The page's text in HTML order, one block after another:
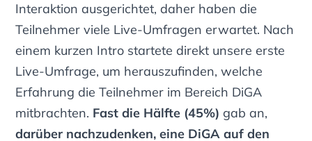
Interaktion ausgerichtet, daher haben die
Teilnehmer viele Live-Umfragen erwartet. Nach
einem kurzen Intro startete direkt unsere erste
Live-Umfrage, um herauszufinden, welche
Erfahrung die Teilnehmer im Bereich DiGA
mitbrachten. Fast die Hälfte (45%) gab an,
darüber nachzudenken, eine DiGA auf den